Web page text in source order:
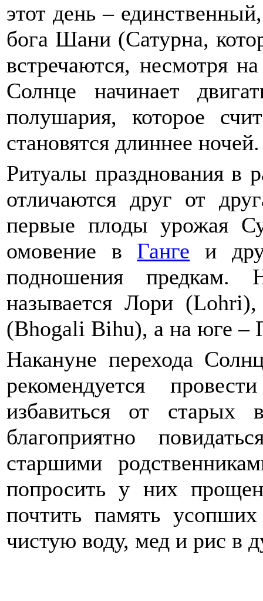
этот день –
бога Шани (Сатурна,
встречаются, несмотря
Солнце начинает
полушария, которое
становятся длиннее ночей.
Ритуалы празднования в
отличаются друг от
первые плоды урожая
омовение в Ганге и
подношения предкам.
называется Лори
(Bhogali Bihu), а на юге –
Накануне перехода
рекомендуется
избавиться от
благоприятно
старшими
попросить у них
почтить память
чистую воду, мед и рис в